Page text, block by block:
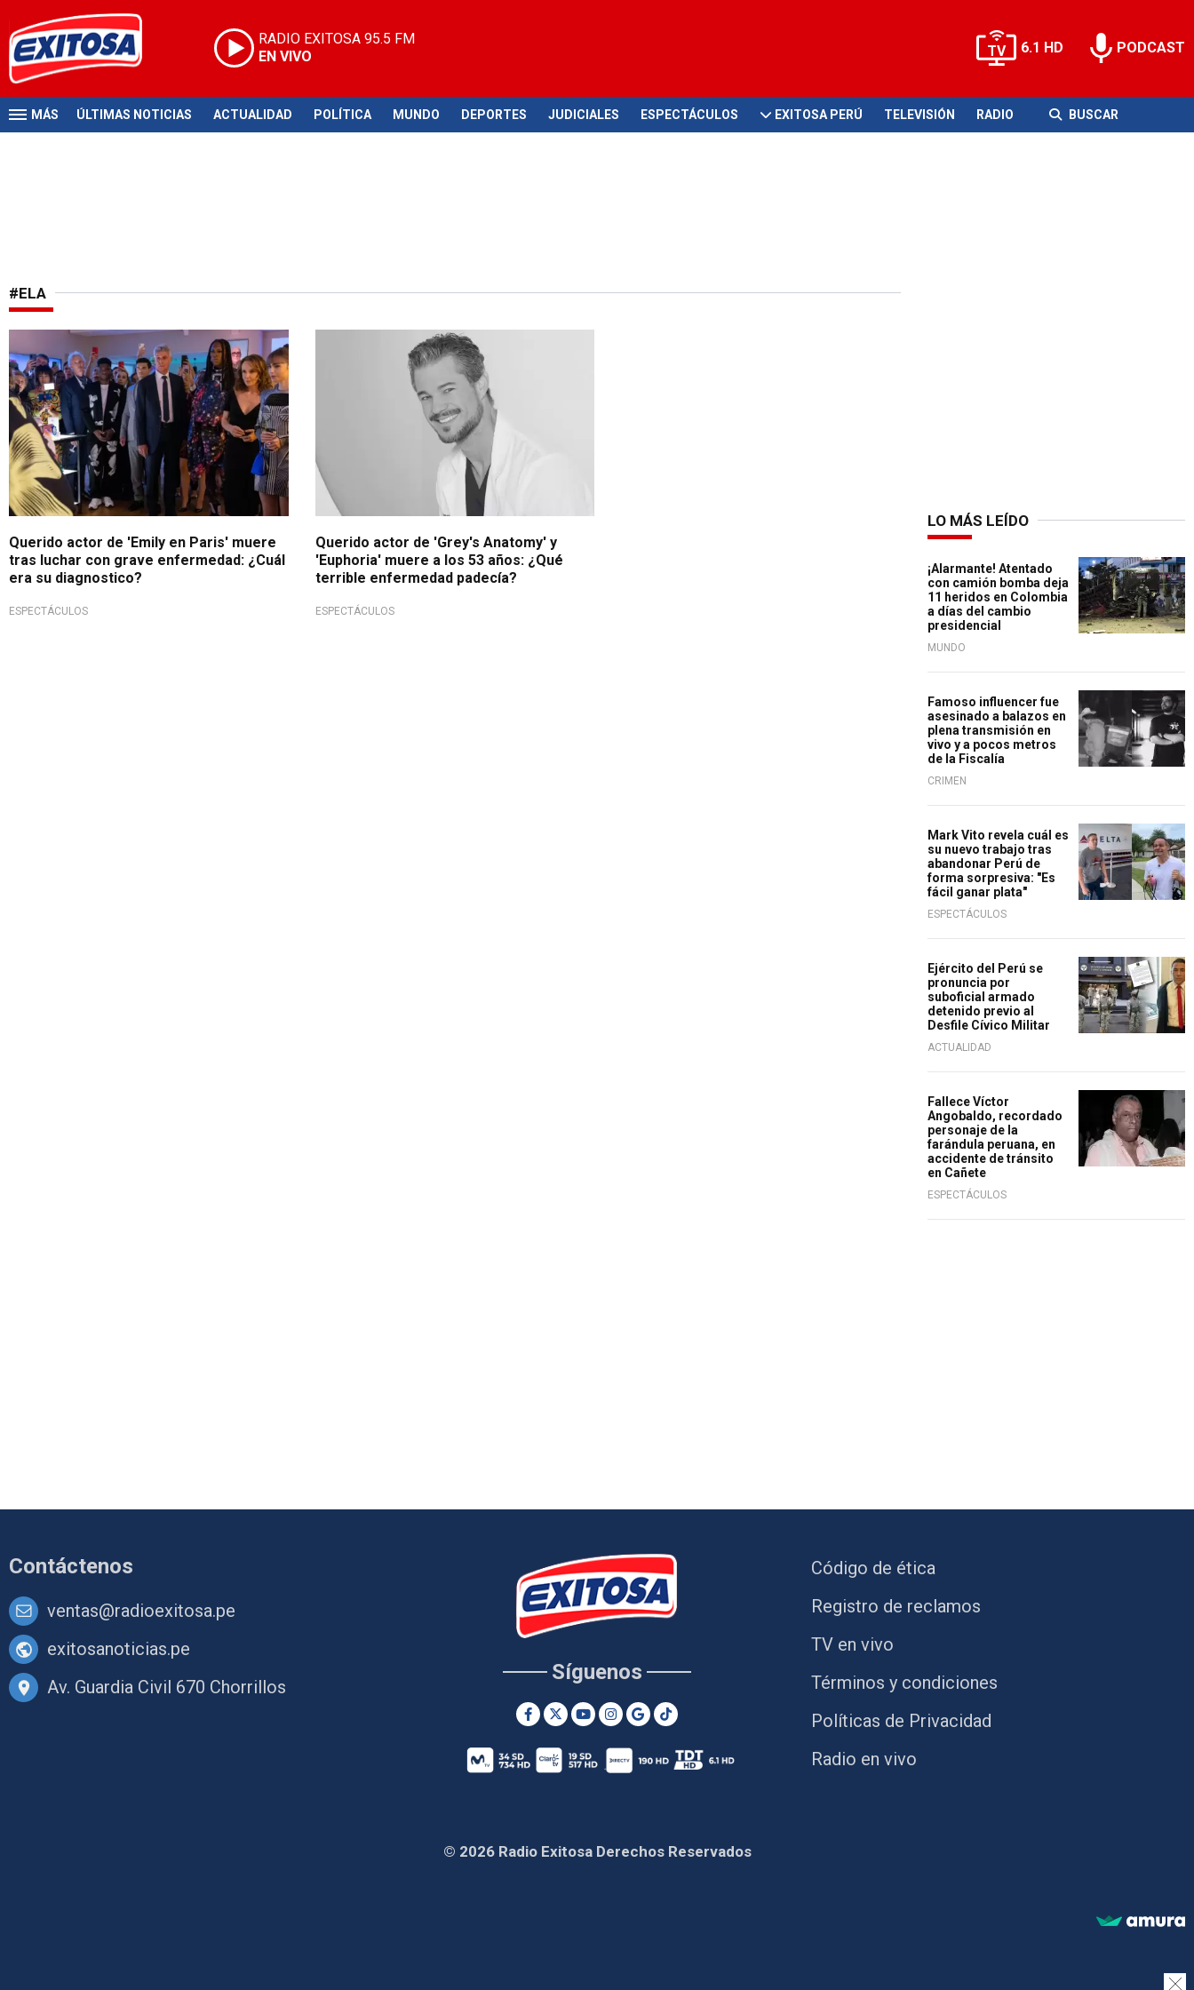
RADIO EXITOSA 95.5 FM
EN VIVO
6.1 HD PODCAST
MÁS ÚLTIMAS NOTICIAS ACTUALIDAD POLÍTICA MUNDO DEPORTES JUDICIALES ESPECTÁCULOS EXITOSA PERÚ TELEVISIÓN RADIO BUSCAR
#ELA
Querido actor de 'Emily en Paris' muere
tras luchar con grave enfermedad: ¿Cuál
era su diagnostico?
ESPECTÁCULOS
Querido actor de 'Grey's Anatomy' y
'Euphoria' muere a los 53 años: ¿Qué
terrible enfermedad padecía?
ESPECTÁCULOS
LO MÁS LEÍDO
¡Alarmante! Atentado
con camión bomba deja
11 heridos en Colombia
a días del cambio
presidencial
MUNDO
Famoso influencer fue
asesinado a balazos en
plena transmisión en
vivo y a pocos metros
de la Fiscalía
CRIMEN
Mark Vito revela cuál es
su nuevo trabajo tras
abandonar Perú de
forma sorpresiva: "Es
fácil ganar plata"
ESPECTÁCULOS
Ejército del Perú se
pronuncia por
suboficial armado
detenido previo al
Desfile Cívico Militar
ACTUALIDAD
Fallece Víctor
Angobaldo, recordado
personaje de la
farándula peruana, en
accidente de tránsito
en Cañete
ESPECTÁCULOS
Contáctenos
ventas@radioexitosa.pe
exitosanoticias.pe
Av. Guardia Civil 670 Chorrillos
Síguenos
Código de ética
Registro de reclamos
TV en vivo
Términos y condiciones
Políticas de Privacidad
Radio en vivo
© 2026 Radio Exitosa Derechos Reservados